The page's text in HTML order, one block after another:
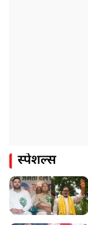
स्पेशल्स